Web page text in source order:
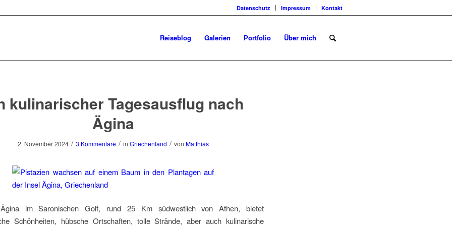
Datenschutz Impressum Kontakt
Reiseblog Galerien Portfolio Über mich
kulinarischer Tagesausflug nach
Ägina
2. November 2024 / 3 Kommentare / in Griechenland / von Matthias
im Saronischen Golf, rund 25 Km südwestlich von Athen, bietet
Schönheiten, hübsche Ortschaften, tolle Strände, aber auch kulinarische